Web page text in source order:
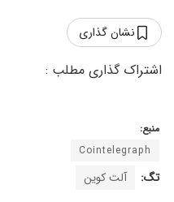
نشان گذاری
منبع:
Cointelegraph
تگ: آلت کوین